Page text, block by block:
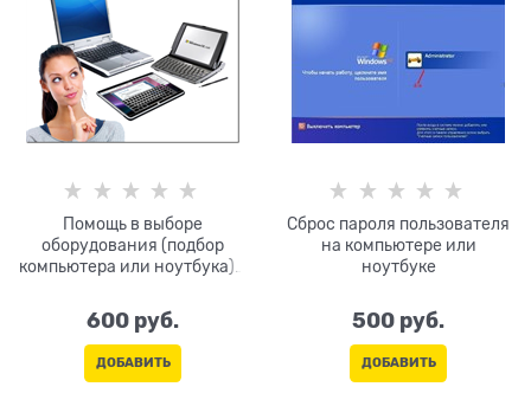
Помощь в выборе
оборудования (подбор
компьютера или ноутбука) с
магазин
600 руб.
ДОБАВИТЬ
Сброс пароля пользователя
на компьютере или
ноутбуке
500 руб.
ДОБАВИТЬ